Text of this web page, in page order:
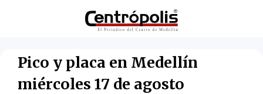
Pico y placa en Medellín
miércoles 17 de agosto